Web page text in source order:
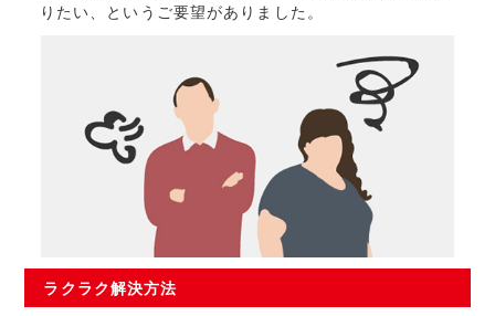
りたい、というご要望がありました。
ラクラク解決方法